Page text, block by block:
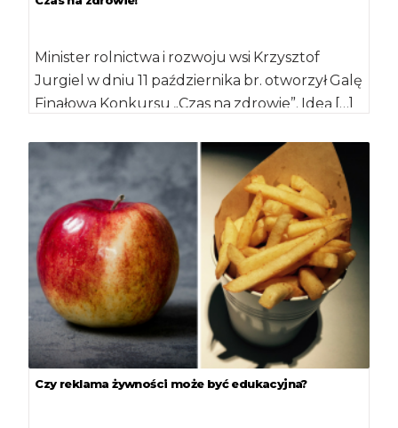
Minister rolnictwa i rozwoju wsi Krzysztof
Jurgiel w dniu 11 października br. otworzył Galę
Finałową Konkursu „Czas na zdrowie”. Ideą […]
Czy reklama żywności może być edukacyjna?